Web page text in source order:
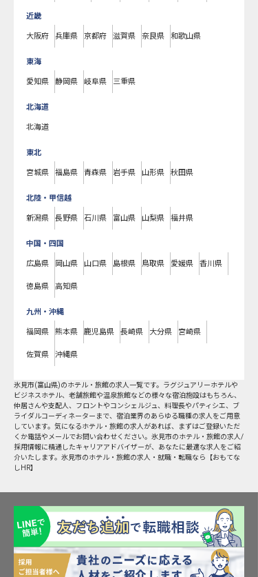
近畿
大阪府 兵庫県 京都府 滋賀県 奈良県 和歌山県
東海
愛知県 静岡県 岐阜県 三重県
北海道
北海道
東北
宮城県 福島県 青森県 岩手県 山形県 秋田県
北陸・甲信越
新潟県 長野県 石川県 富山県 山梨県 福井県
中国・四国
広島県 岡山県 山口県 島根県 鳥取県 愛媛県 香川県
徳島県 高知県
九州・沖縄
福岡県 熊本県 鹿児島県 長崎県 大分県 宮崎県
佐賀県 沖縄県
氷見市(富山県)のホテル・旅館の求人一覧です。ラグジュアリーホテルや
ビジネスホテル、老舗旅館や温泉旅館などの様々な宿泊施設はもちろん、
仲居さんや支配人、フロントやコンシェルジュ、料理長やパティシエ、ブ
ライダルコーディネーターまで、宿泊業界のあらゆる職種の求人をご用意
しています。気になるホテル・旅館の求人があれば、まずはご登録いただ
くか電話やメールでお問い合わせください。氷見市のホテル・旅館の求人/
採用情報に精通したキャリアアドバイザーが、あなたに最適な求人をご紹
介いたします。氷見市のホテル・旅館の求人・就職・転職なら【おもてな
しHR】